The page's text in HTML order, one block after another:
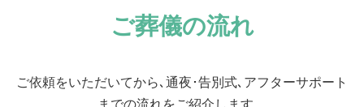
とがご葬儀のテーマになりました。
ご葬儀の流れ
ご依頼をいただいてから､通夜･告別式､アフターサポート
までの流れをご紹介します。